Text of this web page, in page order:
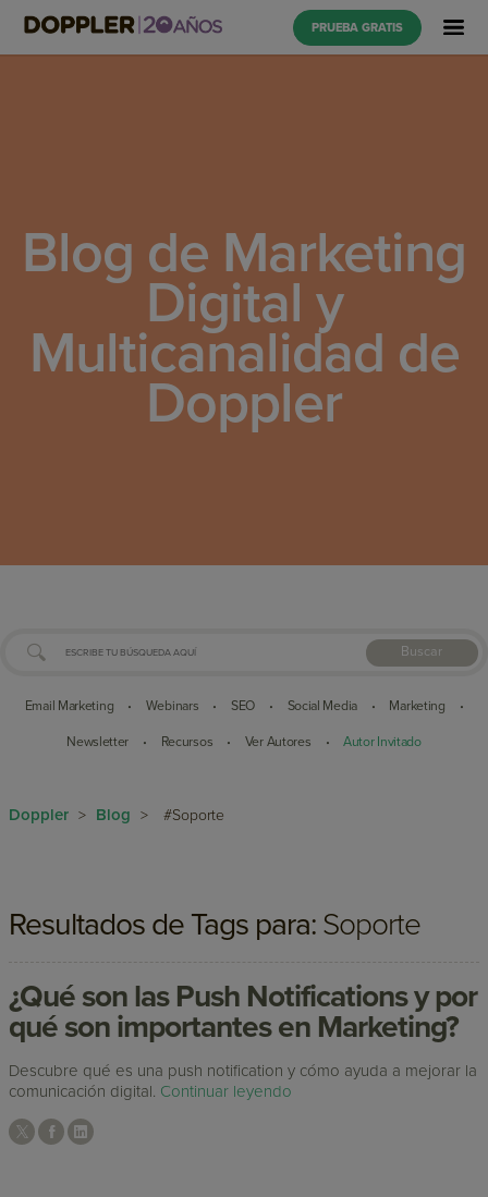
PRUEBA GRATIS
Blog de Marketing
Digital y
Multicanalidad de
Doppler
Buscar
Email Marketing • Webinars • SEO • Social Media • Marketing •
Newsletter • Recursos • Ver Autores • Autor Invitado
Doppler > Blog > #Soporte
Resultados de Tags para: Soporte
¿Qué son las Push Notifications y por
qué son importantes en Marketing?
Descubre qué es una push notification y cómo ayuda a mejorar la
comunicación digital. Continuar leyendo